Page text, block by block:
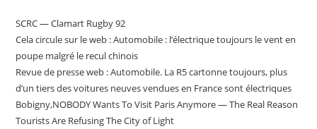
SCRC — Clamart Rugby 92
Cela circule sur le web : Automobile : l’électrique toujours le vent en
poupe malgré le recul chinois
Revue de presse web : Automobile. La R5 cartonne toujours, plus
d’un tiers des voitures neuves vendues en France sont électriques
Bobigny,NOBODY Wants To Visit Paris Anymore — The Real Reason
Tourists Are Refusing The City of Light